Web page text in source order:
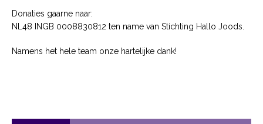
Donaties gaarne naar:
NL48 INGB 0008830812 ten name van Stichting Hallo Joods.
Namens het hele team onze hartelijke dank!